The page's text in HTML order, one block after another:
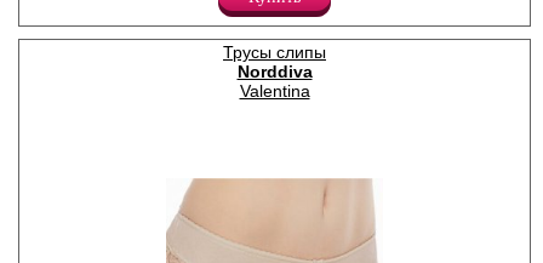
Лайкра 5%
Хлопок 95%
Трусы слипы
Norddiva
Valentina